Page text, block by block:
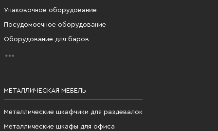
Упаковочное оборудование
Посудомоечное оборудование
Оборудование для баров
МЕТАЛЛИЧЕСКАЯ МЕБЕЛЬ
Металлические шкафчики для раздевалок
Металлические шкафы для офиса